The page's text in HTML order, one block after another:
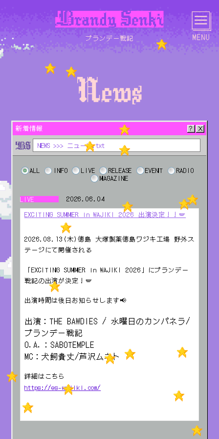
ブランデー戦記
NEWS LIVE
SCHEDULE BIOGRAPHY DISCOGRAPHY LYRICS
PHOTO MOVIE GOODS CONTACT
新着情報
NEWS >>> ニュース.txt
ALL INFO LIVE RELEASE EVENT
RADIO
MAGAZINE
LIVE
2026.06.04
EXCITING SUMMER in WAJIKI 2026 出演決定！！🪽
2026.08.13(木)徳島 大塚製薬徳島ワジキ工場 野外ス
テージにて開催される
「EXCITING SUMMER in WAJIKI 2026」にブランデー
戦記の出演が決定！🪽
出演時間は後日お知らせします📢
出演：THE BAWDIES / 水曜日のカンパネラ/
ブランデー戦記
O.A.：SABOTEMPLE
MC：犬飼貴丈/芦沢ムネト
詳細はこちら
https://es-wajiki.com/